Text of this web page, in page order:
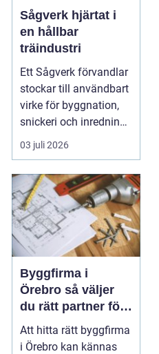
Sågverk hjärtat i
en hållbar
träindustri
Ett Sågverk förvandlar
stockar till användbart
virke för byggnation,
snickeri och inredning.
Här möt...
03 juli 2026
Byggfirma i
Örebro så väljer
du rätt partner för
ditt projekt
Att hitta rätt byggfirma
i Örebro kan kännas